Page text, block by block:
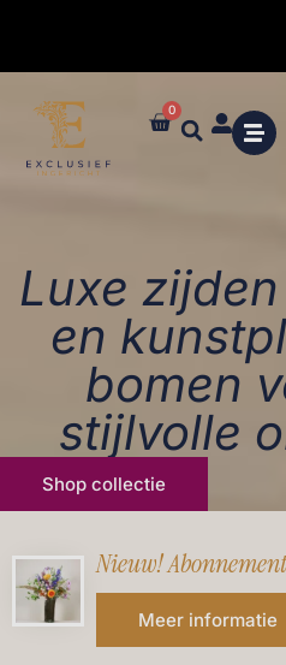
✓ Maatwerk styling en advies in de
0
Luxe
en
bomen
stijlvolle
Shop collectie
Nieuw!
Meer informatie